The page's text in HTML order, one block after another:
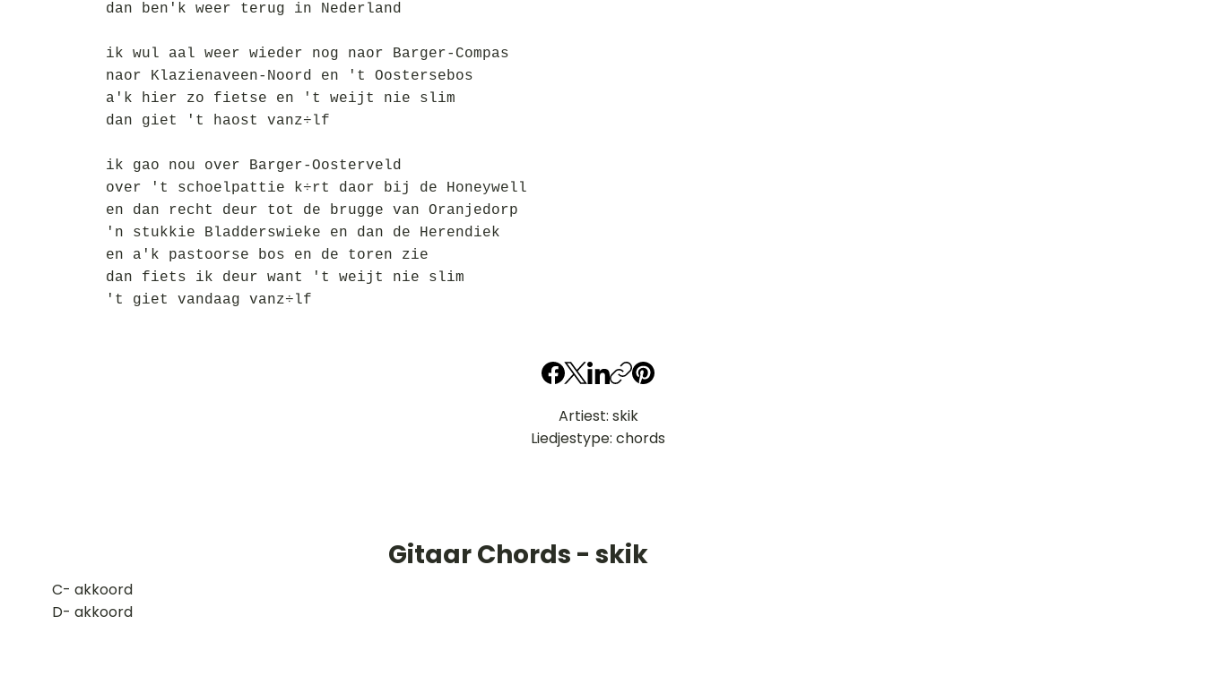
dan ben'k weer terug in Nederland
ik wul aal weer wieder nog naor Barger-Compas
naor Klazienaveen-Noord en 't Oostersebos
a'k hier zo fietse en 't weijt nie slim
dan giet 't haost vanz÷lf
ik gao nou over Barger-Oosterveld
over 't schoelpattie k÷rt daor bij de Honeywell
en dan recht deur tot de brugge van Oranjedorp
'n stukkie Bladderswieke en dan de Herendiek
en a'k pastoorse bos en de toren zie
dan fiets ik deur want 't weijt nie slim
't giet vandaag vanz÷lf
Artiest: skik
Liedjestype: chords
Gitaar Chords - skik
​C- akkoord
D- akkoord